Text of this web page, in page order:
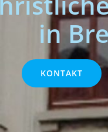
in
KONTAKT